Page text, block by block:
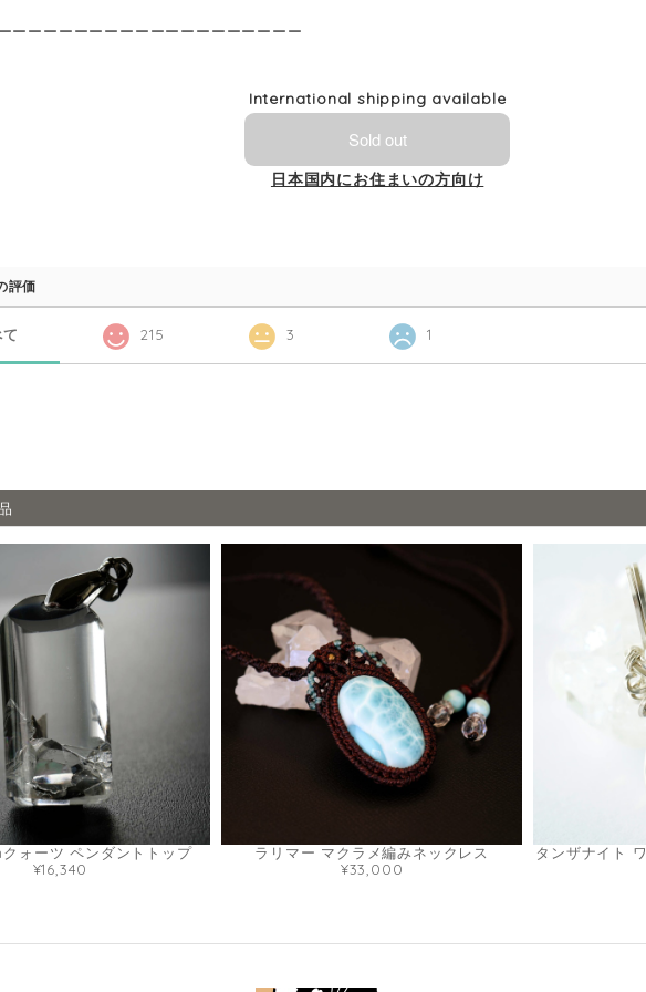
ーーーーーーーーーーーーーーーーーーー
International shipping available
Sold out
日本国内にお住まいの方向け
評価
215 3 1
ォーツ ペンダントトップ
¥16,340
ラリマー マクラメ編みネックレス
¥33,000
タンザナイト